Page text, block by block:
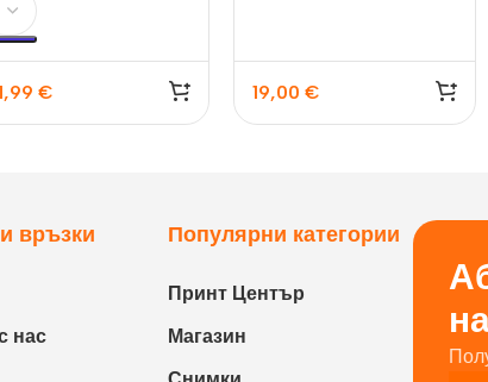
€ 19,00 €
връзки
нас
Популярни категории
Принт Център
Магазин